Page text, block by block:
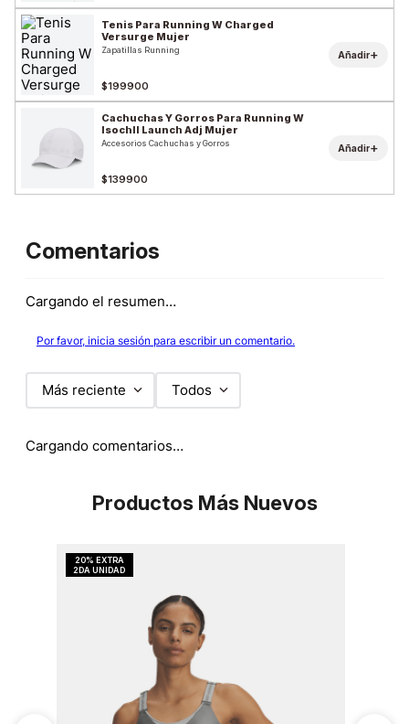
Tenis Para Running W Charged
Versurge Mujer
Zapatillas Running
$199900
Añadir+
Cachuchas Y Gorros Para Running W
Isochll Launch Adj Mujer
Accesorios Cachuchas y Gorros
$139900
Añadir+
Comentarios
Cargando el resumen…
Por favor, inicia sesión para escribir un comentario.
Más reciente Todos
Cargando comentarios…
Productos Más Nuevos